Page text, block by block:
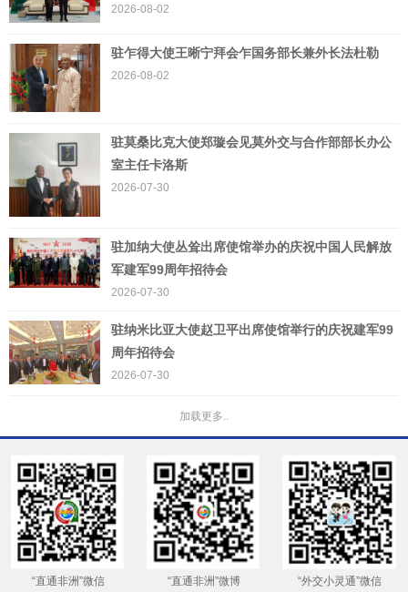
2026-08-02
驻乍得大使王晰宁拜会乍国务部长兼外长法杜勒
2026-08-02
驻莫桑比克大使郑璇会见莫外交与合作部部长办公
室主任卡洛斯
2026-07-30
驻加纳大使​丛耸出席使馆举办的庆祝中国人民解放
军建军99周年招待会
2026-07-30
驻纳米比亚大使赵卫平出席使馆举行的庆祝建军99
周年招待会
2026-07-30
加载更多..
“直通非洲”微信 “直通非洲”微博 “外交小灵通”微信